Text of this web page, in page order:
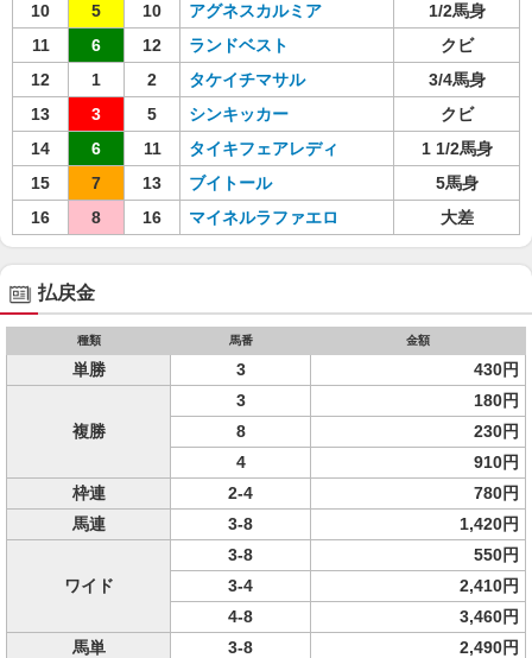
10
5 10 アグネスカルミア
1/2馬身
11
6 12 ランドベスト
クビ
12
1 2 タケイチマサル
3/4馬身
13
3 5 シンキッカー
クビ
14
6 11 タイキフェアレディ
1 1/2馬身
15
7 13 ブイトール
5馬身
16
8 16 マイネルラファエロ 大差
払戻金
種類 馬番 金額
単勝 3 430円
複勝
3
180円
8
230円
4
910円
枠連
2-4
780円
馬連
3-8 1,420円
ワイド
3-8
550円
3-4
2,410円
4-8
3,460円
馬単
3-8
2,490円